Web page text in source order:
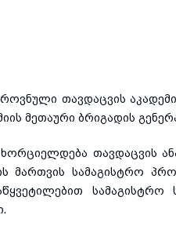
თავდაცვის
მეთაური ბრიგადის
ხორციელდება
სამაგისტრო